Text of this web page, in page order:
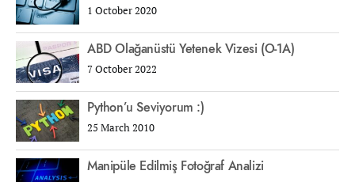
1 October 2020
ABD Olağanüstü Yetenek Vizesi (O-1A)
7 October 2022
Python’u Seviyorum :)
25 March 2010
Manipüle Edilmiş Fotoğraf Analizi